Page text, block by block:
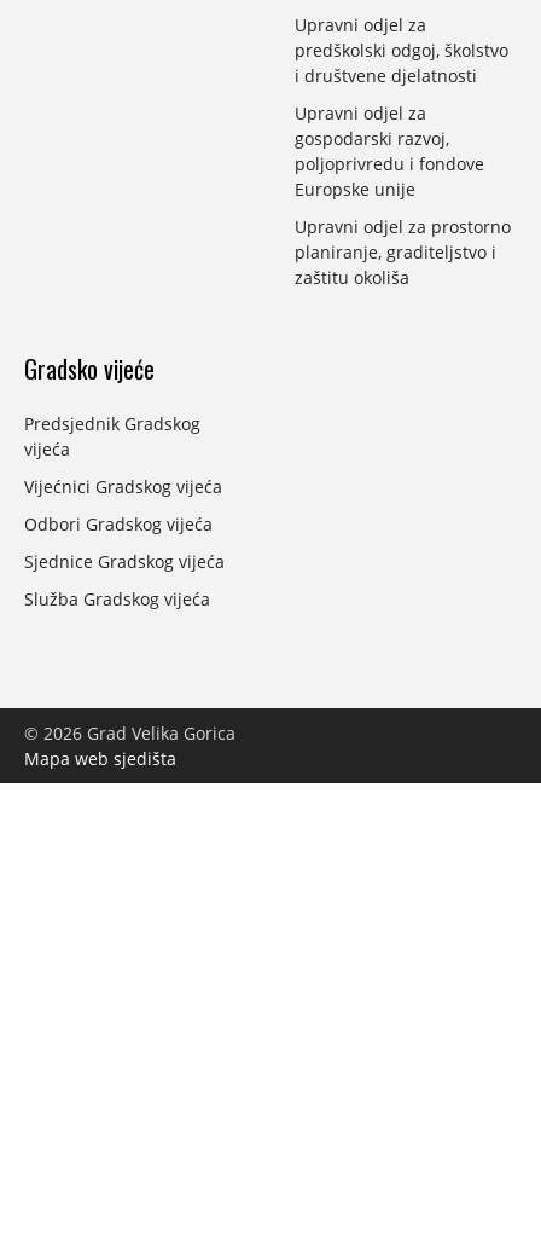
Upravni odjel za
predškolski odgoj, školstvo
i društvene djelatnosti
Upravni odjel za
gospodarski razvoj,
poljoprivredu i fondove
Europske unije
Upravni odjel za prostorno
planiranje, graditeljstvo i
zaštitu okoliša
Gradsko vijeće
Predsjednik Gradskog
vijeća
Vijećnici Gradskog vijeća
Odbori Gradskog vijeća
Sjednice Gradskog vijeća
Služba Gradskog vijeća
© 2026 Grad Velika Gorica
Mapa web sjedišta